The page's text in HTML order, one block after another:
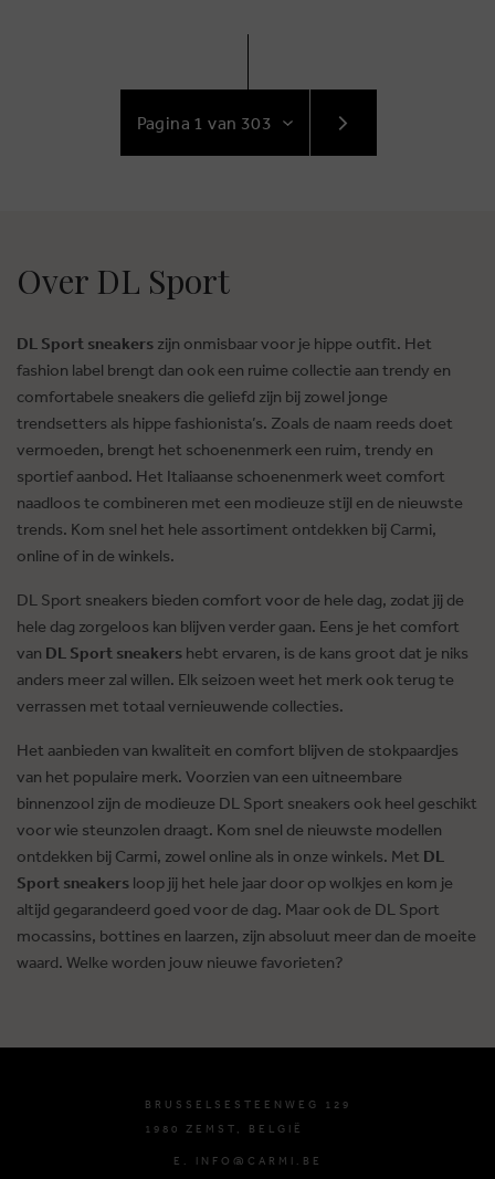
NAAR
VOLGENDE
Over DL Sport
DL Sport sneakers zijn onmisbaar voor je hippe outfit. Het
fashion label brengt dan ook een ruime collectie aan trendy en
comfortabele sneakers die geliefd zijn bij zowel jonge
trendsetters als hippe fashionista’s. Zoals de naam reeds doet
vermoeden, brengt het schoenenmerk een ruim, trendy en
sportief aanbod. Het Italiaanse schoenenmerk weet comfort
naadloos te combineren met een modieuze stijl en de nieuwste
trends. Kom snel het hele assortiment ontdekken bij Carmi,
online of in de winkels.
DL Sport sneakers bieden comfort voor de hele dag, zodat jij de
hele dag zorgeloos kan blijven verder gaan. Eens je het comfort
van DL Sport sneakers hebt ervaren, is de kans groot dat je niks
anders meer zal willen. Elk seizoen weet het merk ook terug te
verrassen met totaal vernieuwende collecties.
Het aanbieden van kwaliteit en comfort blijven de stokpaardjes
van het populaire merk. Voorzien van een uitneembare
binnenzool zijn de modieuze DL Sport sneakers ook heel geschikt
voor wie steunzolen draagt. Kom snel de nieuwste modellen
ontdekken bij Carmi, zowel online als in onze winkels. Met DL
Sport sneakers loop jij het hele jaar door op wolkjes en kom je
altijd gegarandeerd goed voor de dag. Maar ook de DL Sport
mocassins, bottines en laarzen, zijn absoluut meer dan de moeite
waard. Welke worden jouw nieuwe favorieten?
BRUSSELSESTEENWEG 129
1980 ZEMST, BELGIË
E. INFO@CARMI.BE